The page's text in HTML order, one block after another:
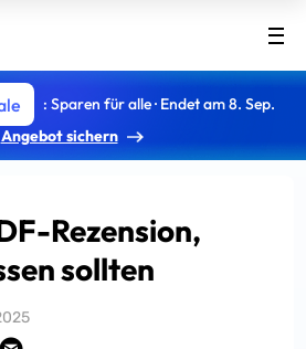
: Sparen für alle · Endet am 8. Sep.
Angebot sichern
Rezension,
sollten